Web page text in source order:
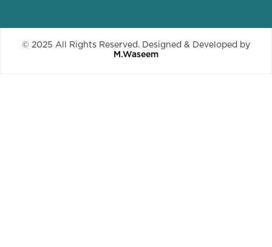
© 2025 All Rights Reserved. Designed & Developed by
M.Waseem